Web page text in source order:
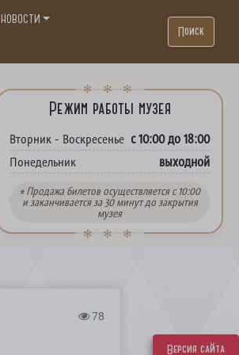
Версия сайта
НОВОСТИ
Поиск
Режим работы музея
Вторник - Воскресенье с 10:00 до 18:00
Понедельник выходной
* Продажа билетов осуществляется с 10:00
и заканчивается за 30 минут до закрытия
музея
78